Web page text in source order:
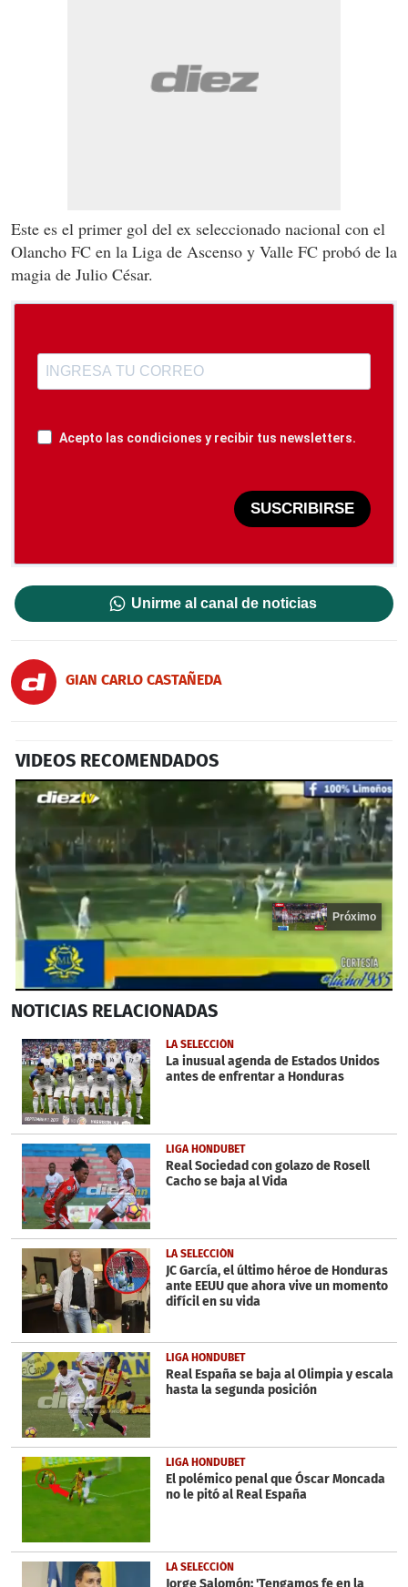
Este es el primer gol del ex seleccionado nacional con el
Olancho FC en la Liga de Ascenso y Valle FC probó de la
magia de Julio César.
Acepto las condiciones y recibir tus newsletters.
SUSCRIBIRSE
Unirme al canal de noticias
GIAN CARLO CASTAÑEDA
VIDEOS RECOMENDADOS
seconds
19
seconds
Próximo
NOTICIAS RELACIONADAS
LA SELECCIÓN
La inusual agenda de Estados Unidos
antes de enfrentar a Honduras
LIGA HONDUBET
Real Sociedad con golazo de Rosell
Cacho se baja al Vida
LA SELECCIÓN
JC García, el último héroe de Honduras
ante EEUU que ahora vive un momento
difícil en su vida
LIGA HONDUBET
Real España se baja al Olimpia y escala
hasta la segunda posición
LIGA HONDUBET
El polémico penal que Óscar Moncada
no le pitó al Real España
LA SELECCIÓN
Jorge Salomón: 'Tengamos fe en la